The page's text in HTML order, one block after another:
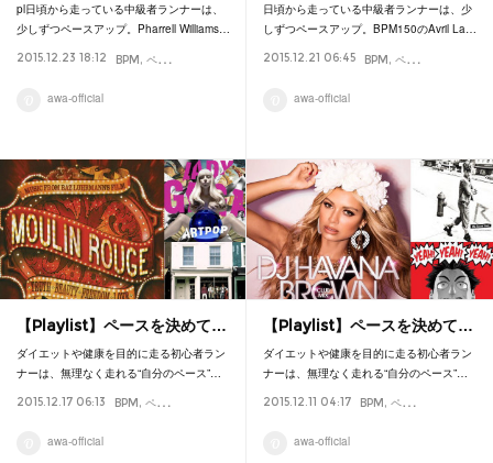
pl日頃から走っている中級者ランナーは、
少しずつペースアップ。Pharrell Williams…
2015.12.23 18:12 BPM ペース マラソン ランニング Playlist
awa-official
日頃から走っている中級者ランナーは、少
しずつペースアップ。BPM150のAvril La…
2015.12.21 06:45 BPM ペース
awa-official
【Playlist】ペースを決めて…
ダイエットや健康を目的に走る初心者ラン
ナーは、無理なく走れる“自分のペース”…
2015.12.17 06:13 BPM ペース マラソン ランニング Playlist
awa-official
【Playlist】ペースを決めて…
ダイエットや健康を目的に走る初心者ラン
ナーは、無理なく走れる“自分のペース”…
2015.12.11 04:17 BPM ペース
awa-official